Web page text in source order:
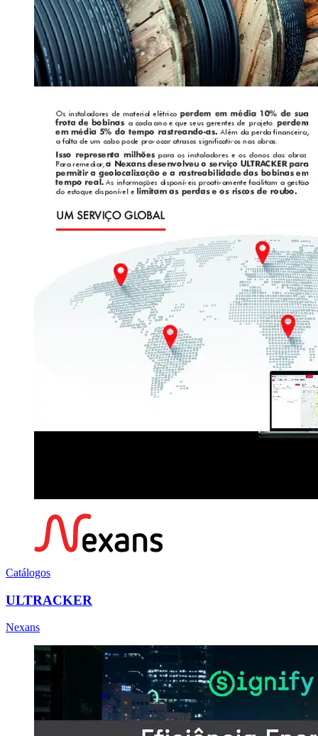
Catálogos
ULTRACKER
Nexans